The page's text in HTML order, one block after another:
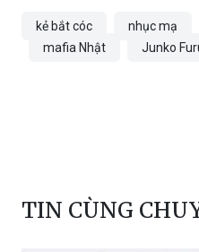
kẻ bắt cóc nhục mạ
mafia Nhật
Junko
TIN CÙNG